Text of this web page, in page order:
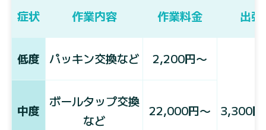
症状 作業内容 作業料金 出
低度 パッキン交換など 2,200円〜
3,300
中度
ボールタップ交換
など
22,000円〜